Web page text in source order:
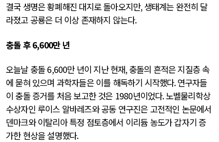
결국 생명은 황폐해진 대지로 돌아오지만, 생태계는 완전히 달
라졌고 공룡은 더 이상 존재하지 않는다.
충돌 후6,600만 년
오늘날 충돌6,600만 년이 지난 현재, 충돌의 흔적은 지질층 속
에 묻혀 있으며 과학자들은 이를 해독하기 시작했다.연구자들
이 충돌 증거를 처음 보고한 것은 1980년이었다.노벨물리학상
수상자인 루이스 알바레즈와 공동 연구진은 고전적인 논문에서
덴마크와 이탈리아 특정 점토층에서 이리듐 농도가 갑자기 증
가한 현상을 설명했다.